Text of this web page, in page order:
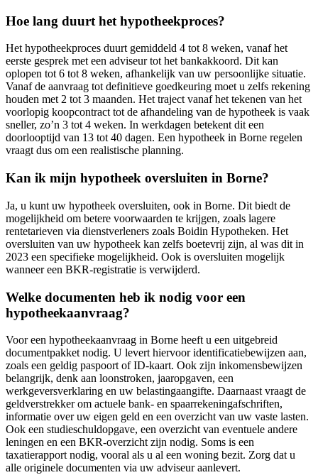
Hoe lang duurt het hypotheekproces?
Het hypotheekproces duurt gemiddeld 4 tot 8 weken, vanaf het
eerste gesprek met een adviseur tot het bankakkoord. Dit kan
oplopen tot 6 tot 8 weken, afhankelijk van uw persoonlijke situatie.
Vanaf de aanvraag tot definitieve goedkeuring moet u zelfs rekening
houden met 2 tot 3 maanden. Het traject vanaf het tekenen van het
voorlopig koopcontract tot de afhandeling van de hypotheek is vaak
sneller, zo’n 3 tot 4 weken. In werkdagen betekent dit een
doorlooptijd van 13 tot 40 dagen. Een hypotheek in Borne regelen
vraagt dus om een realistische planning.
Kan ik mijn hypotheek oversluiten in Borne?
Ja, u kunt uw hypotheek oversluiten, ook in Borne. Dit biedt de
mogelijkheid om betere voorwaarden te krijgen, zoals lagere
rentetarieven via dienstverleners zoals Boidin Hypotheken. Het
oversluiten van uw hypotheek kan zelfs boetevrij zijn, al was dit in
2023 een specifieke mogelijkheid. Ook is oversluiten mogelijk
wanneer een BKR-registratie is verwijderd.
Welke documenten heb ik nodig voor een
hypotheekaanvraag?
Voor een hypotheekaanvraag in Borne heeft u een uitgebreid
documentpakket nodig. U levert hiervoor identificatiebewijzen aan,
zoals een geldig paspoort of ID-kaart. Ook zijn inkomensbewijzen
belangrijk, denk aan loonstroken, jaaropgaven, een
werkgeversverklaring en uw belastingaangifte. Daarnaast vraagt de
geldverstrekker om actuele bank- en spaarrekeningafschriften,
informatie over uw eigen geld en een overzicht van uw vaste lasten.
Ook een studieschuldopgave, een overzicht van eventuele andere
leningen en een BKR-overzicht zijn nodig. Soms is een
taxatierapport nodig, vooral als u al een woning bezit. Zorg dat u
alle originele documenten via uw adviseur aanlevert.